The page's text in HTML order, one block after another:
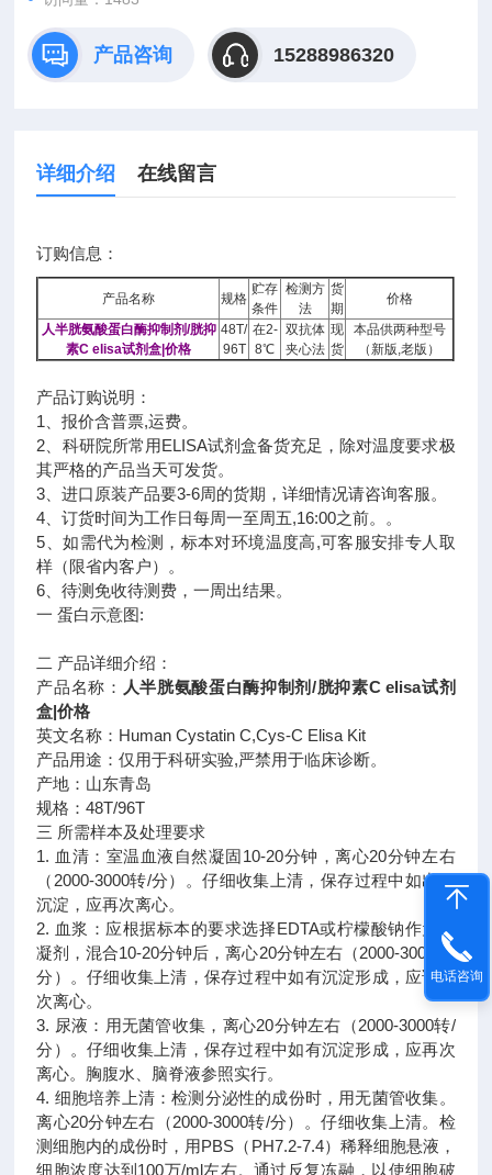
产品咨询 15288986320
详细介绍 在线留言
订购信息：
产品名称 规格
贮存
条件
检测方
法
货
期
价格
人半胱氨酸蛋白酶抑制剂/胱抑
素C elisa试剂盒|价格
48T/
96T
在2-
8℃
双抗体
夹心法
现
货
本品供两种型号
（新版,老版）
产品订购说明：
1、报价含普票,运费。
2、科研院所常用ELISA试剂盒备货充足，除对温度要求极
其严格的产品当天可发货。
3、进口原装产品要3-6周的货期，详细情况请咨询客服。
4、订货时间为工作日每周一至周五,16:00之前。。
5、如需代为检测，标本对环境温度高,可客服安排专人取
样（限省内客户）。
6、待测免收待测费，一周出结果。
一 蛋白示意图:
二 产品详细介绍：
产品名称： 人半胱氨酸蛋白酶抑制剂/胱抑素C elisa试剂
盒|价格
英文名称：Human Cystatin C,Cys-C Elisa Kit
产品用途：仅用于科研实验,严禁用于临床诊断。
产地：山东青岛
规格：48T/96T
三 所需样本及处理要求
1. 血清：室温血液自然凝固10-20分钟，离心20分钟左右
（2000-3000转/分）。仔细收集上清，保存过程中如出现
沉淀，应再次离心。
2. 血浆：应根据标本的要求选择EDTA或柠檬酸钠作为抗
凝剂，混合10-20分钟后，离心20分钟左右（2000-3000转/
分）。仔细收集上清，保存过程中如有沉淀形成，应该再
次离心。
3. 尿液：用无菌管收集，离心20分钟左右（2000-3000转/
分）。仔细收集上清，保存过程中如有沉淀形成，应再次
离心。胸腹水、脑脊液参照实行。
4. 细胞培养上清：检测分泌性的成份时，用无菌管收集。
离心20分钟左右（2000-3000转/分）。仔细收集上清。检
测细胞内的成份时，用PBS（PH7.2-7.4）稀释细胞悬液，
细胞浓度达到100万/ml左右。通过反复冻融，以使细胞破
电话咨询